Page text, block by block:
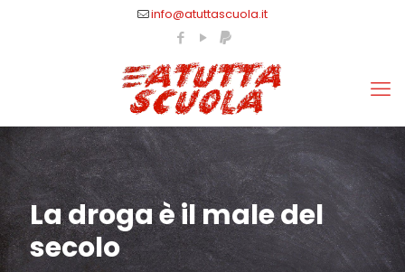
info@atuttascuola.it
La droga è il male del
secolo